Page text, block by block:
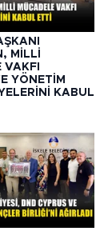
MİLLİ
VAKFI
YÖNETİM
KABUL